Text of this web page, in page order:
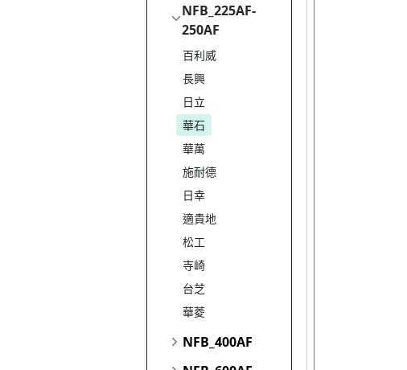
NFB_225AF-
250AF
百利威
長興
日立
華石
華萬
施耐德
日幸
適貴地
松工
寺崎
台芝
華菱
NFB_400AF